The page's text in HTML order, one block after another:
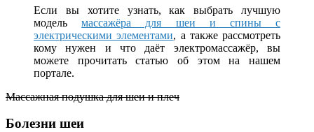
Если вы хотите узнать, как выбрать лучшую
модельмассажёра для шеи и спины с
электрическими элементами, а также рассмотреть
кому нужен и что даёт электромассажёр, вы
можете прочитать статью об этом на нашем
портале.
Массажная подушка для шеи и плеч
Болезни шеи